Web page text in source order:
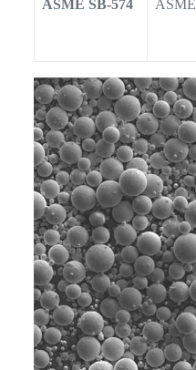
ASME SB-574 ASME